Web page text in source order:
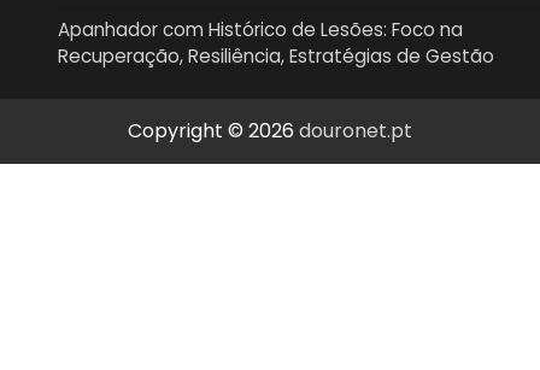
Apanhador com Histórico de Lesões: Foco na
Recuperação, Resiliência, Estratégias de Gestão
Copyright © 2026 douronet.pt